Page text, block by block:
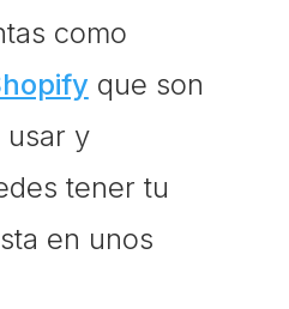
como
que son
usar y
tener tu
en unos